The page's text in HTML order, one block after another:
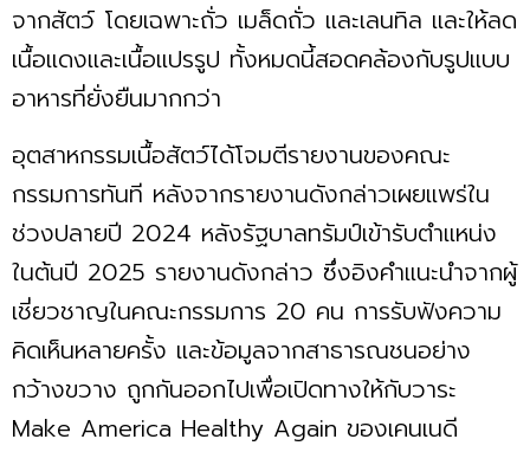
จากสัตว์ โดยเฉพาะถั่ว เมล็ดถั่ว และเลนทิล และให้ลด
เนื้อแดงและเนื้อแปรรูป ทั้งหมดนี้สอดคล้องกับรูปแบบ
อาหารที่ยั่งยืนมากกว่า
อุตสาหกรรมเนื้อสัตว์ได้โจมตีรายงานของคณะ
กรรมการทันที หลังจากรายงานดังกล่าวเผยแพร่ใน
ช่วงปลายปี 2024 หลังรัฐบาลทรัมป์เข้ารับตำแหน่ง
ในต้นปี 2025 รายงานดังกล่าว ซึ่งอิงคำแนะนำจากผู้
เชี่ยวชาญในคณะกรรมการ 20 คน การรับฟังความ
คิดเห็นหลายครั้ง และข้อมูลจากสาธารณชนอย่าง
กว้างขวาง ถูกกันออกไปเพื่อเปิดทางให้กับวาระ
Make America Healthy Again ของเคนเนดี